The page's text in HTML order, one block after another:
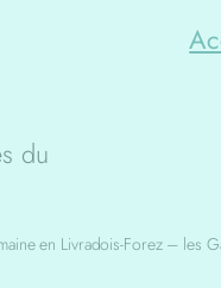
du
en Livradois-Forez – les